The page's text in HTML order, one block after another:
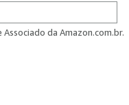
da Amazon.com.br.